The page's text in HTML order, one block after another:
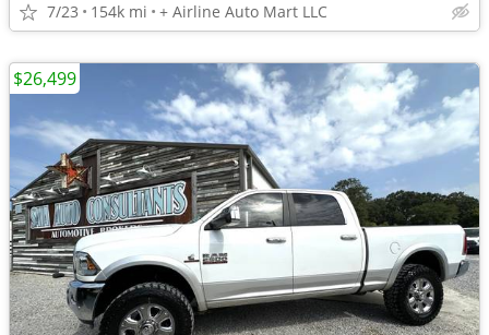
7/23 154k mi + Airline Auto Mart LLC
$26,499